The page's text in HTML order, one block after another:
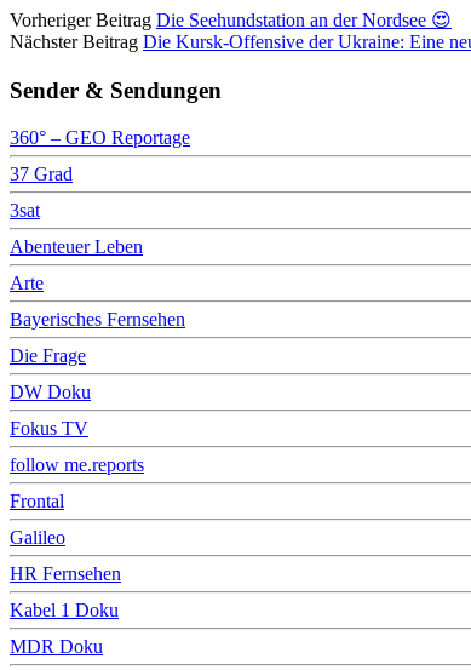
Vorheriger Beitrag Die Seehundstation an der Nordsee 😍
Nächster Beitrag Die Kursk-Offensive der Ukraine: Eine
Sender & Sendungen
360° – GEO Reportage
37 Grad
3sat
Abenteuer Leben
Arte
Bayerisches Fernsehen
Die Frage
DW Doku
Fokus TV
follow me.reports
Frontal
Galileo
HR Fernsehen
Kabel 1 Doku
MDR Doku